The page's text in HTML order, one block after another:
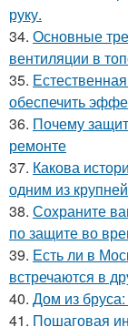
руку.
34. Основные
вентиляции в
35.
обеспечить
36. Почему
ремонте
37. Какова
одним из
38. Сохраните
по защите во
39. Есть ли в
встречаются в
40. Дом из бруса:
41. Пошаговая